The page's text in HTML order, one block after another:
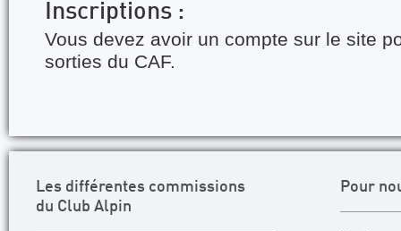
Inscriptions :
Vous devez avoir un compte sur le site
sorties du CAF.
Les différentes commissions
du Club Alpin
Pour